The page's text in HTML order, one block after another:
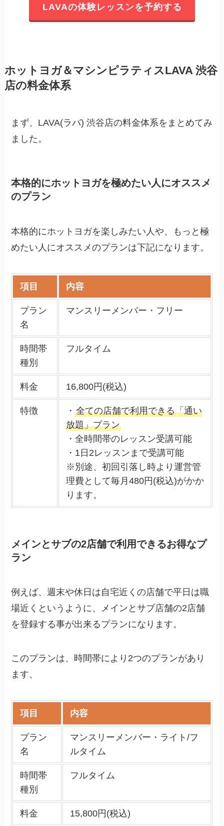
LAVAの体験レッスンを予約する
ホットヨガ＆マシンピラティスLAVA 渋谷
店の料金体系
まず、LAVA(ラバ) 渋谷店の料金体系をまとめてみ
ました。
本格的にホットヨガを極めたい人にオススメ
のプラン
本格的にホットヨガを楽しみたい人や、もっと極
めたい人にオススメのプランは下記になります。
項目 内容
プラン
名
マンスリーメンバー・フリー
時間帯
種別
フルタイム
料金 16,800円(税込)
特徴 ・ 全ての店舗で利用できる「通い
放題」プラン
・全時間帯のレッスン受講可能
・1日2レッスンまで受講可能
※別途、初回引落し時より運営管
理費として毎月480円(税込)がかか
ります。
メインとサブの2店舗で利用できるお得なプ
ラン
例えば、週末や休日は自宅近くの店舗で平日は職
場近くというように、メインとサブ店舗の2店舗
を登録する事が出来るプランになります。
このプランは、時間帯により2つのプランがあり
ます、
項目 内容
プラン
名
マンスリーメンバー・ライト/フ
ルタイム
時間帯
種別
フルタイム
料金 15,800円(税込)